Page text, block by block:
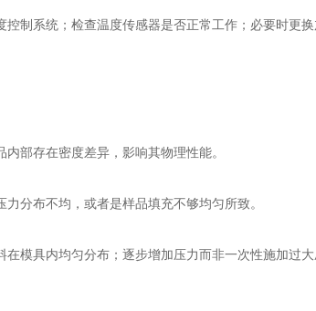
系统；检查温度传感器是否正常工作；必要时更
部存在密度差异，影响其物理性能。
分布不均，或者是样品填充不够均匀所致。
具内均匀分布；逐步增加压力而非一次性施加过